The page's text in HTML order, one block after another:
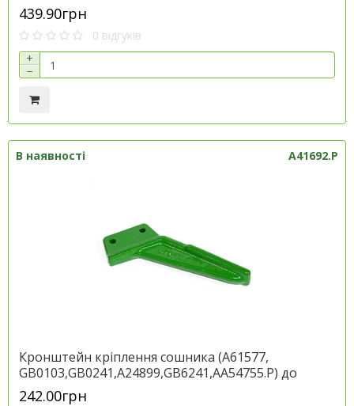
439.90грн
0 відгуків
+
−
В наявності A41692.P
Кронштейн кріплення сошника (A61577,
GB0103,GB0241,A24899,GB6241,AA54755.P) до
техніки Джон Дір, артикул A41692.P
242.00грн